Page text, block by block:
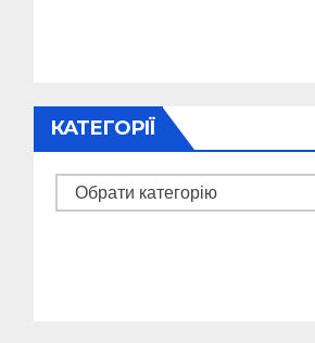
КАТЕГОРІЇ
Категорії